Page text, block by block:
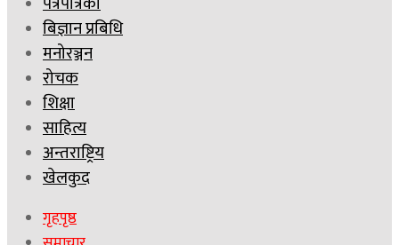
बिज्ञान प्रबिधि
मनोरञ्जन
रोचक
शिक्षा
साहित्य
अन्तराष्ट्रिय
खेलकुद
गृहपृष्ठ